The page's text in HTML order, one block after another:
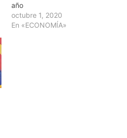
año
octubre 1, 2020
En «ECONOMÍA»